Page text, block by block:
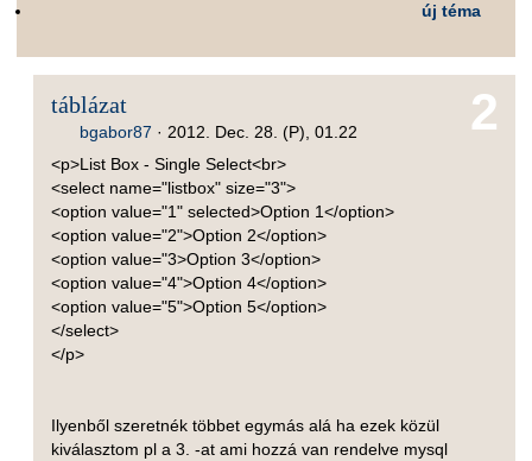
új téma
2
táblázat
bgabor87 · 2012. Dec. 28. (P), 01.22
<p>List Box - Single Select<br>
<select name="listbox" size="3">
<option value="1" selected>Option 1</option>
<option value="2">Option 2</option>
<option value="3>Option 3</option>
<option value="4">Option 4</option>
<option value="5">Option 5</option>
</select>
</p>
Ilyenből szeretnék többet egymás alá ha ezek közül
kiválasztom pl a 3. -at ami hozzá van rendelve mysql